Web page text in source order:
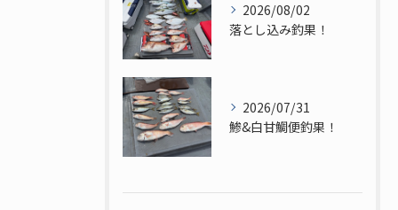
2026/08/02
落とし込み釣果！
2026/07/31
鯵&白甘鯛便釣果！